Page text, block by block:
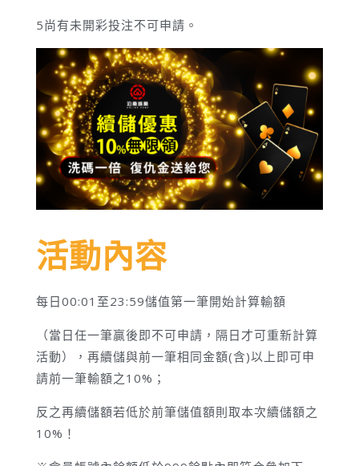
5尚有未開彩投注不可申請。
活動內容
每日00:01至23:59儲值第一筆開始計算輸額
（當日任一筆贏後即不可申請，隔日才可重新計算
活動），再續儲與前一筆相同金額(含)以上即可申
請前一筆輸額之10%；
反之再續儲額若低於前筆儲值額則取本次續儲額之
10%！